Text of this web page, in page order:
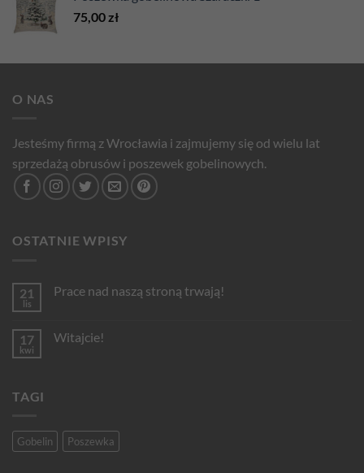
75,00 zł
O NAS
Jesteśmy firmą z Wrocławia i zajmujemy się od wielu lat
sprzedażą obrusów i poszewek gobelinowych.
OSTATNIE WPISY
21
lis
Prace nad naszą stroną trwają!
Prace
17
kwi
Witajcie!
TAGI
Gobelin Poszewka